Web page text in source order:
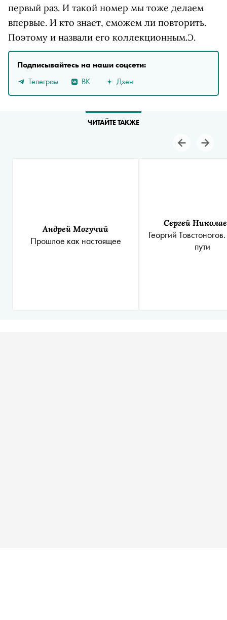
первый раз. И такой номер мы тоже делаем
впервые. И кто знает, сможем ли повторить.
Поэтому и назвали его коллекционным.Ɔ.
Подписывайтесь на наши соцсети:
Телеграм
ВК Дзен
ЧИТАЙТЕ ТАКЖЕ
Андрей Могучий
Прошлое как настоящее
Сергей
Георгий Товстоногов. Время в
пути